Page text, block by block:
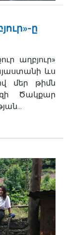
ը
աղբյուր»
ևս
մեր թիմն
Ծակքար